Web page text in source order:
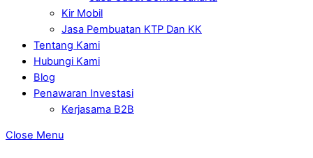
Kir Mobil
Jasa Pembuatan KTP Dan KK
Tentang Kami
Hubungi Kami
Blog
Penawaran Investasi
Kerjasama B2B
Close Menu